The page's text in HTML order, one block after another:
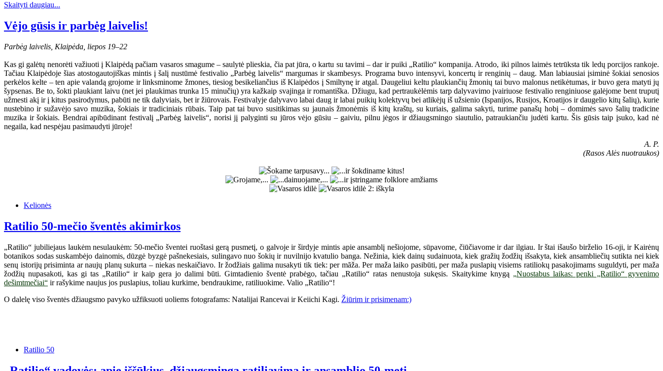
Skaityti daugiau...
Vėjo gūsis ir parbėg laivelis!
Parbėg laivelis, Klaipėda, liepos 19–22
Kas gi galėtų nenorėti važiuoti į Klaipėdą pačiam vasaros smagume – saulytė plieskia, čia pat jūra, o kartu su tavimi – dar ir puiki „Ratilio“ kompanija. Atrodo, iki pilnos laimės tetrūksta tik ledų porcijos rankoje.
Tačiau Klaipėdoje šias atostogautojiškas mintis į šalį nustūmė festivalio „Parbėg laivelis“ margumas ir skambesys. Programa buvo intensyvi, koncertų ir renginių – daug. Man labiausiai įsiminė šokiai senosios
perkėlos kelte – ten apie valandą grojome ir linksminome žmones, tiesiog besikeliančius iš Klaipėdos į Smiltynę ir atgal. Daugeliui keltu plaukiančių žmonių tai buvo malonus netikėtumas, ir buvo gera matyti jų
šypsenas. Be to, šokti plaukiant laivu (net jei plaukimas trunka 15 minučių) yra kažkaip svajinga ir romantiška. Džiugu, kad pertraukėlėmis tarp dalyvavimo įvairiuose festivalio renginiuose galėjome bent truputį
užmesti akį ir į kitus pasirodymus, pabūti ne tik dalyviais, bet ir žiūrovais. Festivalyje dalyvavo labai daug ir labai puikių kolektyvų bei atlikėjų iš užsienio (Ispanijos, Rusijos, Kroatijos ir daugelio kitų šalių), kurie
nustebino ir sužavėjo savo muzika, šokiais ir tradiciniais rūbais. Taip pat tai buvo susitikimas su jaunais žmonėmis iš kitų kraštų, su kuriais, galima sakyti, turime panašų hobį – domimės savo šalių tradicine
muzika ir šokiais. Bendrai apibūdinant festivalį „Parbėg laivelis“, norisi jį palyginti su jūros vėjo gūsiu – gaiviu, pilnu jėgos ir džiaugsmingo siautulio, patraukiančiu judėti kartu. Šis gūsis taip įsuko, kad nė
negaila, kad nespėjau pasimaudyti jūroje!
A. P.
(Rasos Alės nuotraukos)
Kelionės
Ratilio 50-mečio šventės akimirkos
„Ratilio“ jubiliejaus laukėm nesulaukėm: 50-mečio šventei ruoštasi gerą pusmetį, o galvoje ir širdyje mintis apie ansamblį nešiojome, sūpavome, čiūčiavome ir dar ilgiau. Ir štai išaušo birželio 16-oji, ir Kairėnų
botanikos sodas suskambėjo dainomis, dūzgė byzgė pašnekesiais, sulingavo nuo šokių ir nuvilnijo kvatulio banga. Nežinia, kiek dainų sudainuota, kiek gražių žodžių išsakyta, kiek ansambliečių sutikta nei kiek
senų istorijų prisiminta ar naujų planų sukurta – niekas neskaičiavo. Ir žodžiais galima nusakyti tik tiek: per mãža. Per maža laiko pasibūti, per maža puslapių visiems ratiliokų pasakojimams suguldyti, per maža
žodžių nupasakoti, kas gi tas „Ratilio“ ir kaip gera jo dalimi būti. Gimtadienio šventė prabėgo, tačiau „Ratilio“ ratas nenustoja sukęsis. Skaitykime knygą „Nuostabus laikas: penki „Ratilio“ gyvenimo
dešimtmečiai“ ir rašykime naujus jos puslapius, toliau kurkime, bendraukime, ratiliuokime. Valio „Ratilio“!
O dalelę viso šventės džiaugsmo pavyko užfiksuoti uoliems fotografams: Natalijai Rancevai ir Keiichi Kagi. Žiūrim ir prisimenam:)
Ratilio 50